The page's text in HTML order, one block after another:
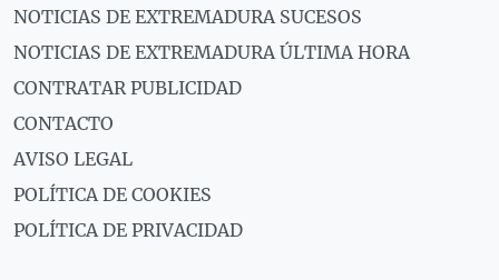
NOTICIAS DE EXTREMADURA SUCESOS
NOTICIAS DE EXTREMADURA ÚLTIMA HORA
CONTRATAR PUBLICIDAD
CONTACTO
AVISO LEGAL
POLÍTICA DE COOKIES
POLÍTICA DE PRIVACIDAD